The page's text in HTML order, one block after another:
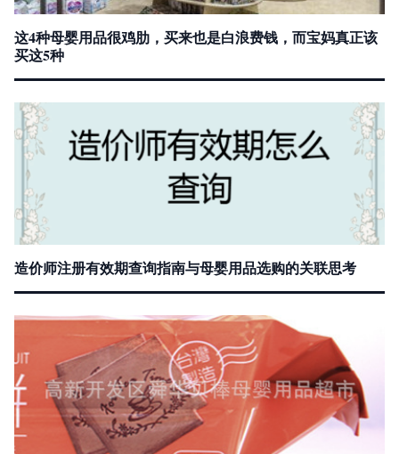
这4种母婴用品很鸡肋，买来也是白浪费钱，而宝妈真正该
买这5种
造价师注册有效期查询指南与母婴用品选购的关联思考